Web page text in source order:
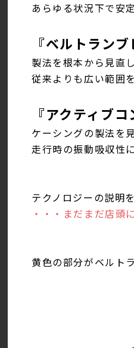
あらゆる状況下で安
『ベルトランブ
製法を根本から見直
従来よりも広い範囲
『アクティブ
ケーシングの製法を
走行時の振動吸収性
テクノロジーの説明
・・・まだまだ店頭
黄色の部分がベルト